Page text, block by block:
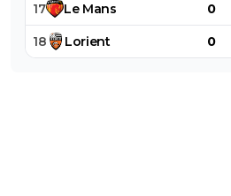
17 Le Mans 0
18 Lorient 0